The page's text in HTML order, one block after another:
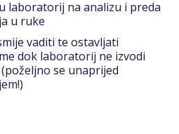
laboratorij na analizu i preda
u ruke
vaditi te ostavljati
dok laboratorij ne izvodi
se unaprijed